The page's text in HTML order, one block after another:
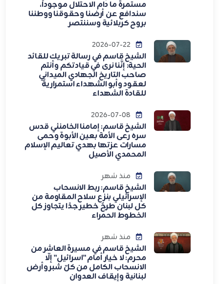
مستمرة ما دام الاحتلال موجوداً،
سندافع عن أرضنا وحقوقنا ووطننا
بروح كربلائية وسننتصر
الشيخ قاسم في رسالة تبريك للقائد
الحية: إنَّنا نرى في قيادتكم وأنتم
صاحب التاريخ الجهادي الميداني
لعقود وأبو الشهداء استمراريةً
للقادة الشهداء
الشيخ قاسم: إمامنا الخامنئي قدس
سره رعى الأمة بعين الأبوة وحمى
مسارات عزتها بهدي تعاليم الإسلام
المحمدي الأصيل
منذ شهر
الشيخ قاسم: ربط الانسحاب
الإسرائيلي بنزع سلاح المقاومة من
كل لبنان طرحٌ خطير جدًا يتجاوز كل
الخطوط الحمراء
منذ شهر
الشيخ قاسم في مسيرة العاشر من
محرم: لا خيار أمام "اسرائيل" إلّا
الانسحاب الكامل من كلّ شبر وأرض
لبنانية وإيقاف العدوان